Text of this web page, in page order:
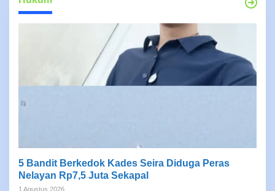
5 Bandit Berkedok Kades Seira Diduga Peras
Nelayan Rp7,5 Juta Sekapal
1 Agustus 2026